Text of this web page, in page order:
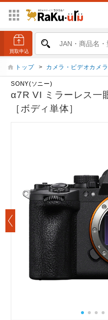
トップ > カメラ・ビデオカメラ
SONY(ソニー)
α7R VI ミラーレス一
［ボディ単体］